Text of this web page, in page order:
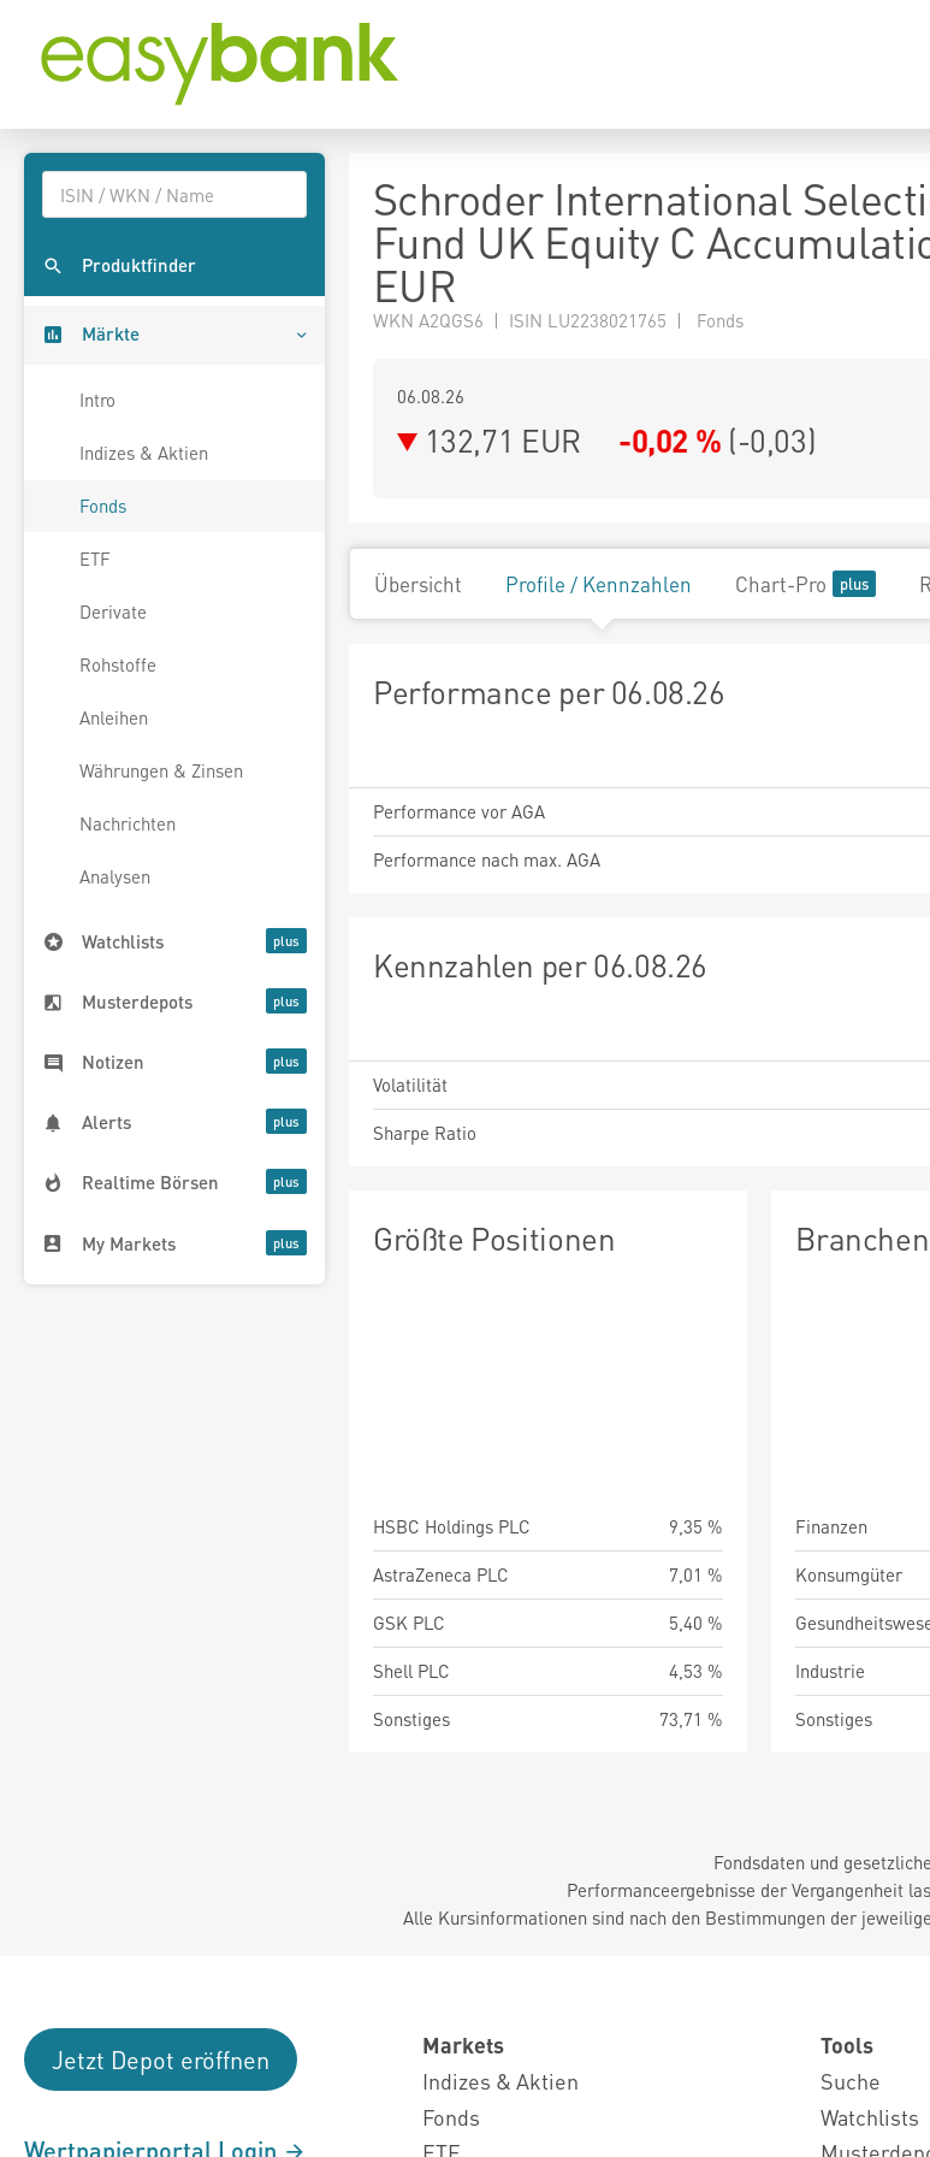
Produktfinder
Märkte
Intro
Indizes & Aktien
Fonds
ETF
Derivate
Rohstoffe
Anleihen
Währungen & Zinsen
Nachrichten
Analysen
Watchlists
Musterdepots
Notizen
Alerts
Realtime Börsen
My Markets
Schroder International
Fund UK Equity C
EUR
WKN A2QGS6 | ISIN LU2238021765 | Fonds
06.08.26
132,71 EUR -0,02 % (-0,03)
Übersicht Profile / Kennzahlen Chart-Pro
Performance per 06.08.26
Performance vor AGA
Performance nach max. AGA
Kennzahlen per 06.08.26
Volatilität
Sharpe Ratio
Größte Positionen
HSBC Holdings PLC
9,35 %
AstraZeneca PLC
7,01 %
GSK PLC
5,40 %
Shell PLC
4,53 %
Sonstiges
73,71 %
Branchen
Finanzen
Konsumgüter
Industrie
Sonstiges
Fondsdaten und
Performanceergebnisse der Vergangenheit
Alle Kursinformationen sind nach den Bestimmungen der
Jetzt Depot eröffnen
Wertpapierportal Login
Markets
Indizes & Aktien
Fonds
Tools
Suche
Watchlists